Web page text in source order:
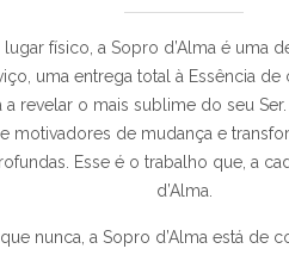
físico, a Sopro d’Alma é uma
uma entrega total à Essência
a revelar o mais sublime do seu
motivadores de mudança e
Esse é o trabalho que, a
d’Alma.
nunca, a Sopro d’Alma está de